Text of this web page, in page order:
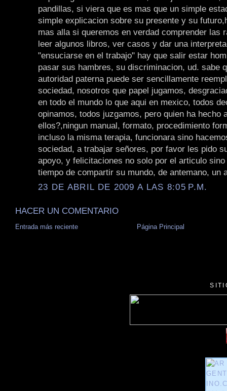
pandillas, si viera que es mas que un simple
simple explicacion sobre su presente y su
mas alla si queremos en verdad comprender las
leer algunos libros, ver casos y dar una
"ensuciarse en el trabajo" hay que salir estar
pasar sus hambres, su discriminacion, ud. sabe
autoridad paterna puede ser sencillamente
sociedad, nosotros que papel jugamos,
en todo el mundo lo que aqui en mexico, todos
opinamos, todos juzgamos, pero quien ha hecho
ellos?,ningun manual, formato, procedimiento
incluso la misma terapia, funcionara sino
sociedad, a trabajar señores, por favor les pido
apoyo, y felicitaciones no solo por el articulo
tiempo de compartir su mundo, de antemano, un
23 DE ABRIL DE 2009 A LAS 8:05 P.M.
HACER UN COMENTARIO
Entrada más reciente Página Principal